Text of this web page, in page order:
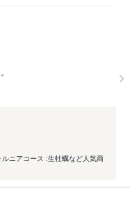
ニアコース :生牡蠣など人気商